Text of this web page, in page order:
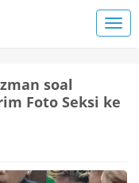
soal
Foto Seksi ke